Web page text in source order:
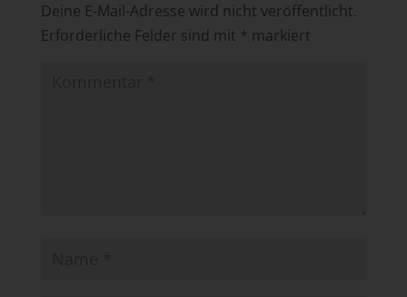
Deine E-Mail-Adresse wird nicht veröffentlicht.
Erforderliche Felder sind mit * markiert